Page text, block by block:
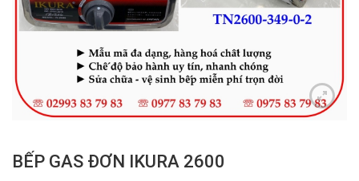
BẾP GAS ĐƠN IKURA 2600